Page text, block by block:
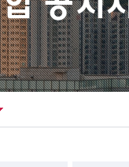
FAQ
통합일정
입시 관련
입학처 규
KU